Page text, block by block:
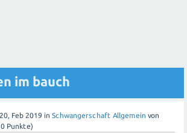
im bauch
20, Feb 2019 in Schwangerschaft Allgemein von
Punkte)